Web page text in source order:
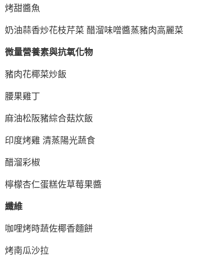
烤甜醬魚
奶油蒜香炒花枝芹菜 醋溜味噌醬蒸豬肉高麗菜
微量營養素與抗氧化物
豬肉花椰菜炒飯
腰果雞丁
麻油松阪豬綜合菇炊飯
印度烤雞 清蒸陽光蔬食
醋溜彩椒
檸檬杏仁蛋糕佐草莓果醬
纖維
咖哩烤時蔬佐椰香麵餅
烤南瓜沙拉